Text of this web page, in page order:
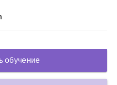
обучение